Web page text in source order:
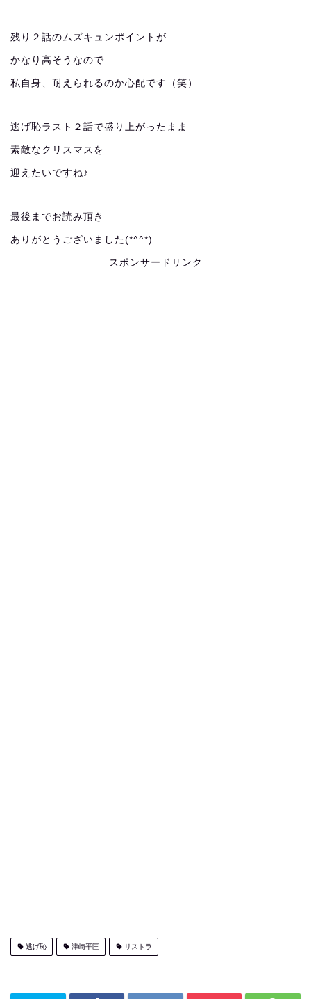
残り２話のムズキュンポイントが
かなり高そうなので
私自身、耐えられるのか心配です（笑）
逃げ恥ラスト２話で盛り上がったまま
素敵なクリスマスを
迎えたいですね♪
最後までお読み頂き
ありがとうございました(*^^*)
スポンサードリンク
逃げ恥 津崎平匡 リストラ